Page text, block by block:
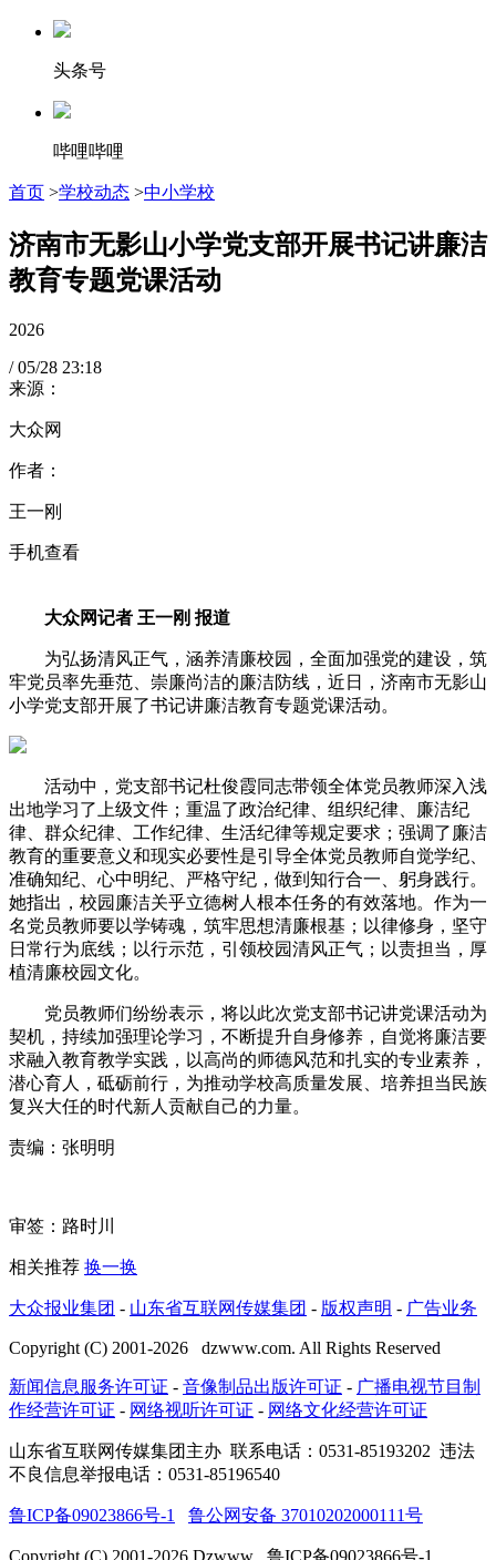
头条号
哔哩哔哩
首页 >学校动态 >中小学校
济南市无影山小学党支部开展书记讲廉洁
教育专题党课活动
2026
/ 05/28 23:18
来源：
大众网
作者：
王一刚
手机查看
大众网记者 王一刚 报道
为弘扬清风正气，涵养清廉校园，全面加强党的建设，筑
牢党员率先垂范、崇廉尚洁的廉洁防线，近日，济南市无影山
小学党支部开展了书记讲廉洁教育专题党课活动。
活动中，党支部书记杜俊霞同志带领全体党员教师深入浅
出地学习了上级文件；重温了政治纪律、组织纪律、廉洁纪
律、群众纪律、工作纪律、生活纪律等规定要求；强调了廉洁
教育的重要意义和现实必要性是引导全体党员教师自觉学纪、
准确知纪、心中明纪、严格守纪，做到知行合一、躬身践行。
她指出，校园廉洁关乎立德树人根本任务的有效落地。作为一
名党员教师要以学铸魂，筑牢思想清廉根基；以律修身，坚守
日常行为底线；以行示范，引领校园清风正气；以责担当，厚
植清廉校园文化。
党员教师们纷纷表示，将以此次党支部书记讲党课活动为
契机，持续加强理论学习，不断提升自身修养，自觉将廉洁要
求融入教育教学实践，以高尚的师德风范和扎实的专业素养，
潜心育人，砥砺前行，为推动学校高质量发展、培养担当民族
复兴大任的时代新人贡献自己的力量。
责编：张明明
审签：路时川
相关推荐 换一换
大众报业集团 - 山东省互联网传媒集团 - 版权声明 - 广告业务
Copyright (C) 2001-2026 dzwww.com. All Rights Reserved
新闻信息服务许可证 - 音像制品出版许可证 - 广播电视节目制
作经营许可证 - 网络视听许可证 - 网络文化经营许可证
山东省互联网传媒集团主办 联系电话：0531-85193202 违法
不良信息举报电话：0531-85196540
鲁ICP备09023866号-1 鲁公网安备 37010202000111号